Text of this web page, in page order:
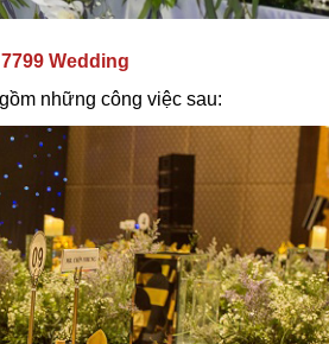
Wedding
những công việc sau: